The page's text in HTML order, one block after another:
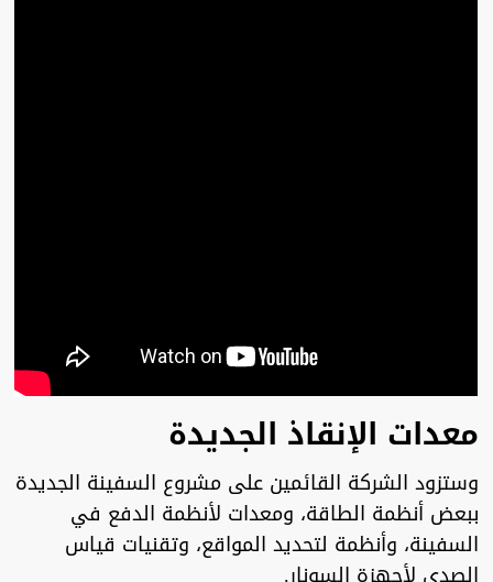
معدات الإنقاذ الجديدة
وستزود الشركة القائمين على مشروع السفينة الجديدة
ببعض أنظمة الطاقة، ومعدات لأنظمة الدفع في
السفينة، وأنظمة لتحديد المواقع، وتقنيات قياس